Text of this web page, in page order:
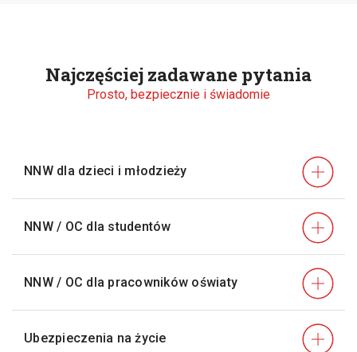
Najczęściej zadawane pytania
Prosto, bezpiecznie i świadomie
NNW dla dzieci i młodzieży
NNW / OC dla studentów
NNW / OC dla pracowników oświaty
Ubezpieczenia na życie